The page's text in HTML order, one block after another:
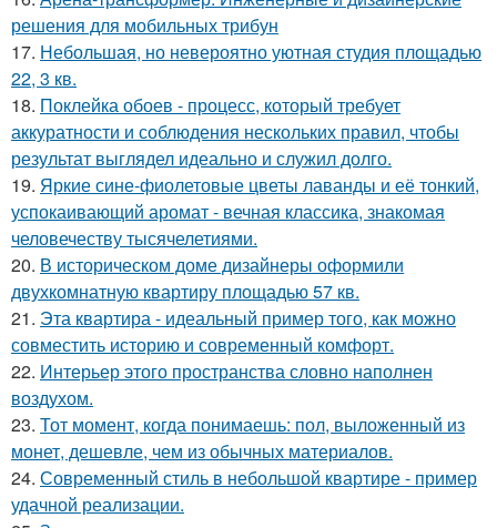
решения для мобильных трибун
17. Небольшая, но невероятно уютная студия площадью
22, 3 кв.
18. Поклейка обоев - процесс, который требует
аккуратности и соблюдения нескольких правил, чтобы
результат выглядел идеально и служил долго.
19. Яркие сине-фиолетовые цветы лаванды и её тонкий,
успокаивающий аромат - вечная классика, знакомая
человечеству тысячелетиями.
20. В историческом доме дизайнеры оформили
двухкомнатную квартиру площадью 57 кв.
21. Эта квартира - идеальный пример того, как можно
совместить историю и современный комфорт.
22. Интерьер этого пространства словно наполнен
воздухом.
23. Тот момент, когда понимаешь: пол, выложенный из
монет, дешевле, чем из обычных материалов.
24. Современный стиль в небольшой квартире - пример
удачной реализации.